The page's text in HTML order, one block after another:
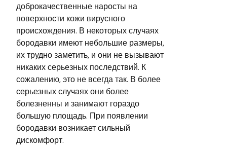
доброкачественные наросты на
поверхности кожи вирусного
происхождения. В некоторых случаях
бородавки имеют небольшие размеры,
их трудно заметить, и они не вызывают
никаких серьезных последствий. К
сожалению, это не всегда так. В более
серьезных случаях они более
болезненны и занимают гораздо
большую площадь. При появлении
бородавки возникает сильный
дискомфорт.